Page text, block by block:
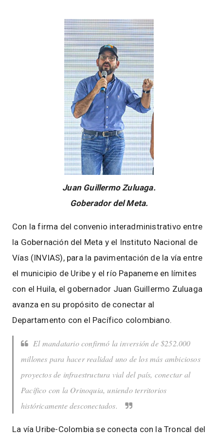
Juan Guillermo Zuluaga.
Goberador del Meta.
Con la firma del convenio interadministrativo entre
la Gobernación del Meta y el Instituto Nacional de
Vías (INVIAS), para la pavimentación de la vía entre
el municipio de Uribe y el río Papaneme en límites
con el Huila, el gobernador Juan Guillermo Zuluaga
avanza en su propósito de conectar al
Departamento con el Pacífico colombiano.
El mandatario confirmó la inversión de $252.000
millones para hacer realidad uno de los más ambiciosos
proyectos de infraestructura vial del país, conectar al
Pacífico con la Orinoquia, uniendo territorios
históricamente desconectados.
La vía Uribe-Colombia se conecta con la Troncal del